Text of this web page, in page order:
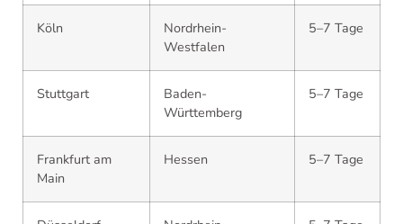
Köln
Nordrhein-
Westfalen
5–7 Tage
Stuttgart
Baden-
Württemberg
5–7 Tage
Frankfurt am
Main
Hessen 5–7 Tage